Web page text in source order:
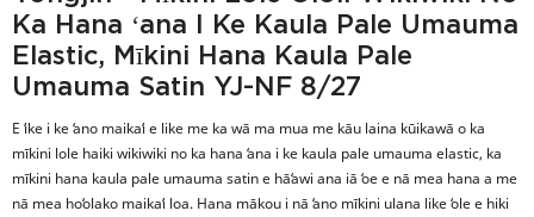
Ka Hana ʻana I Ke Kaula Pale Umauma
Elastic, Mīkini Hana Kaula Pale
Umauma Satin YJ-NF 8/27
E ʻike i ke ʻano maikaʻi e like me ka wā ma mua me kāu laina kūikawā o ka
mīkini lole haiki wikiwiki no ka hana ʻana i ke kaula pale umauma elastic, ka
mīkini hana kaula pale umauma satin e hāʻawi ana iā ʻoe e nā mea hana a me
nā mea hoʻolako maikaʻi loa. Hana mākou i nā ʻano mīkini ulana like ʻole e hiki